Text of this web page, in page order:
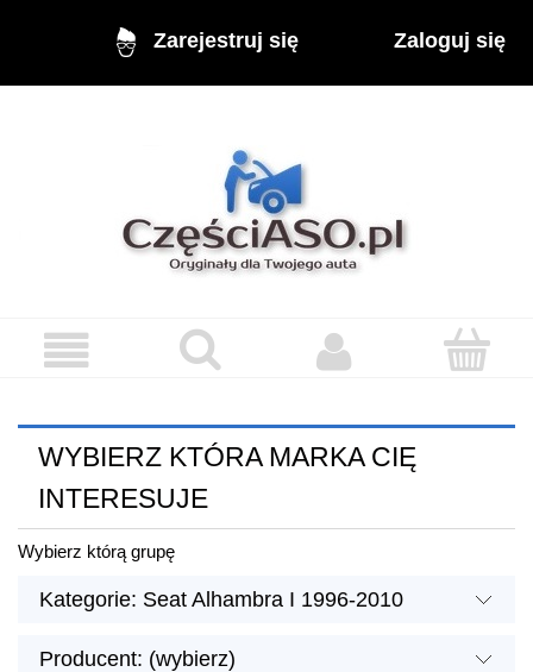
Zarejestruj się Zaloguj się
WYBIERZ KTÓRA MARKA CIĘ
INTERESUJE
Wybierz którą grupę
Kategorie: Seat Alhambra I 1996-2010
Producent: (wybierz)